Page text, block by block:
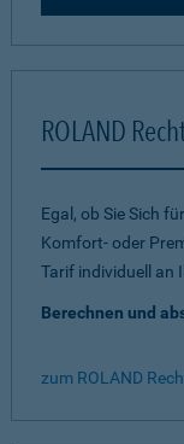
ROLAND
Egal, ob Sie Sich
Komfort- oder
Tarif individuell an
Berechnen und
zum ROLAND